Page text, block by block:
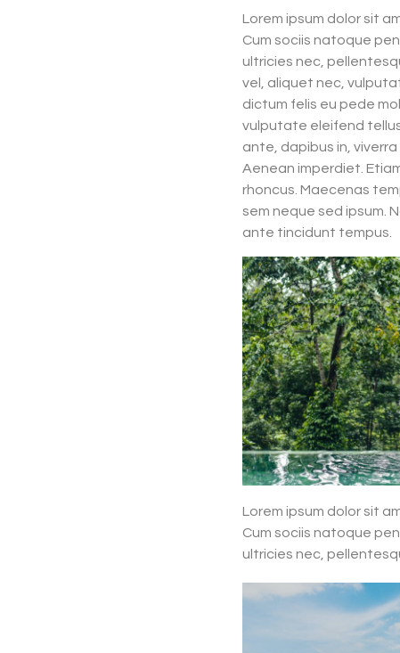
Lorem ipsum dolor sit
Cum sociis natoque
ultricies nec,
vel, aliquet nec,
dictum felis eu pede
vulputate eleifend
ante, dapibus in,
Aenean imperdiet.
rhoncus. Maecenas
sem neque sed ipsum.
ante tincidunt tempus.
Lorem ipsum dolor sit
Cum sociis natoque
ultricies nec,